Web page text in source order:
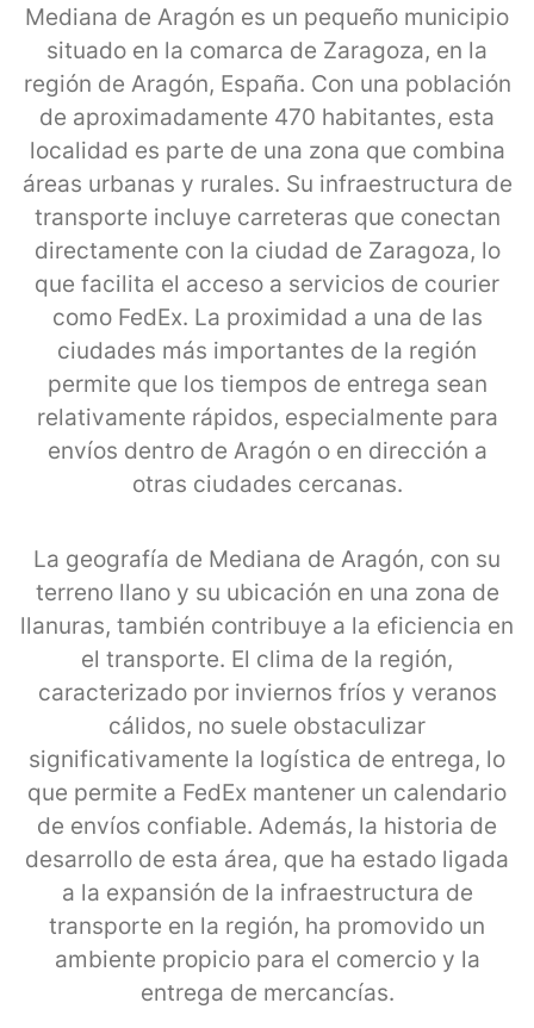
Mediana de Aragón es un pequeño municipio
situado en la comarca de Zaragoza, en la
región de Aragón, España. Con una población
de aproximadamente 470 habitantes, esta
localidad es parte de una zona que combina
áreas urbanas y rurales. Su infraestructura de
transporte incluye carreteras que conectan
directamente con la ciudad de Zaragoza, lo
que facilita el acceso a servicios de courier
como FedEx. La proximidad a una de las
ciudades más importantes de la región
permite que los tiempos de entrega sean
relativamente rápidos, especialmente para
envíos dentro de Aragón o en dirección a
otras ciudades cercanas.
La geografía de Mediana de Aragón, con su
terreno llano y su ubicación en una zona de
llanuras, también contribuye a la eficiencia en
el transporte. El clima de la región,
caracterizado por inviernos fríos y veranos
cálidos, no suele obstaculizar
significativamente la logística de entrega, lo
que permite a FedEx mantener un calendario
de envíos confiable. Además, la historia de
desarrollo de esta área, que ha estado ligada
a la expansión de la infraestructura de
transporte en la región, ha promovido un
ambiente propicio para el comercio y la
entrega de mercancías.